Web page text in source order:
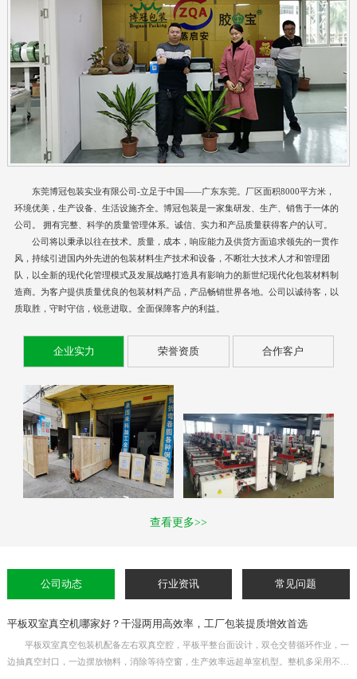
东莞博冠包装实业有限公司-立足于中国——广东东莞。厂区面积8000平方米，
环境优美，生产设备、生活设施齐全。博冠包装是一家集研发、生产、销售于一体的
公司。 拥有完整、科学的质量管理体系。诚信、实力和产品质量获得客户的认可。
公司将以秉承以往在技术。质量，成本，响应能力及供货方面追求领先的一贯作
风，持续引进国内外先进的包装材料生产技术和设备，不断壮大技术人才和管理团
队，以全新的现代化管理模式及发展战略打造具有影响力的新世纪现代化包装材料制
造商。为客户提供质量优良的包装材料产品，产品畅销世界各地。公司以诚待客，以
质取胜，守时守信，锐意进取。全面保障客户的利益。
企业实力 荣誉资质 合作客户
查看更多>>
公司动态 行业资讯 常见问题
平板双室真空机哪家好？干湿两用高效率，工厂包装提质增效首选
平板双室真空包装机配备左右双真空腔，平板平整台面设计，双仓交替循环作业，一
边抽真空封口，一边摆放物料，消除等待空窗，生产效率远超单室机型。整机多采用不锈